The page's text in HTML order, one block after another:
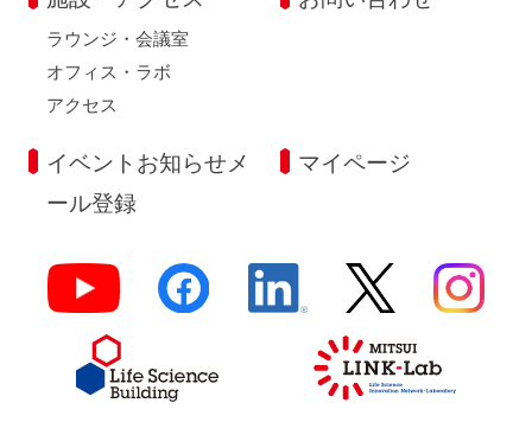
ラウンジ・会議室
オフィス・ラボ
アクセス
イベントお知らせメ
ール登録
マイページ